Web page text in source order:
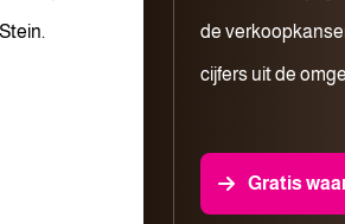
de
cijfers uit de
Gratis